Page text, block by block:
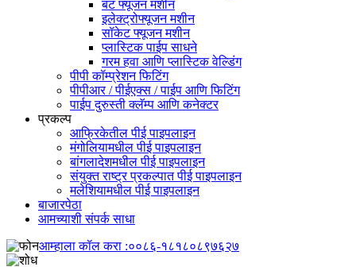
बट फ्यूजन मशीन
इलेक्ट्रोफ्यूजन मशीन
सॉकेट फ्यूजन मशीन
प्लास्टिक पाईप साधने
गरम हवा आणि प्लास्टिक वेल्डिंग
पीपी कॉम्प्रेशन फिटिंग
पीपीआर / पीईएक्स / पाईप आणि फिटिंग
पाईप दुरुस्ती क्लॅम्प आणि कनेक्टर
प्रकल्प
आफ्रिकेतील पीई पाइपलाइन
मंगोलियामधील पीई पाइपलाइन
बांगलादेशमधील पीई पाइपलाइन
संयुक्त राष्ट्र प्रकल्पात पीई पाइपलाइन
मलेशियामधील पीई पाइपलाइन
बाजारपेठा
आमच्याशी संपर्क साधा
आम्हाला कॉल करा :००८६-१८१८०८९७६२७